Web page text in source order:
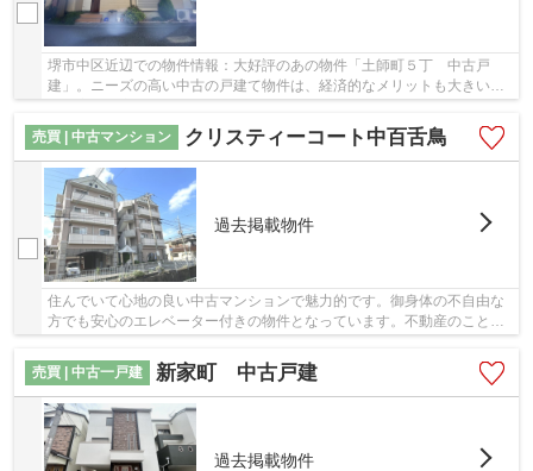
堺市中区近辺での物件情報：大好評のあの物件「土師町５丁 中古戸
建」。ニーズの高い中古の戸建て物件は、経済的なメリットも大きいで
売買 | 中古マンション
クリスティーコート中百舌鳥
過去掲載物件
住んでいて心地の良い中古マンションで魅力的です。御身体の不自由な
方でも安心のエレベーター付きの物件となっています。不動産のことで
売買 | 中古一戸建
新家町 中古戸建
過去掲載物件